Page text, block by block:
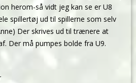
herom-så vidt jeg kan se er U8
spillertøj ud til spillerne som selv
Der skrives ud til trænere at
Der må pumpes bolde fra U9.